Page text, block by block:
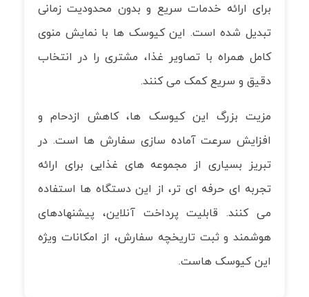
برای ارائه خدمات سریع و بدون محدودیت زمانی
تبدیل شده است. این کیوسک ها با نمایش منوی
کامل همراه با تصاویر غذا، مشتری را در انتخاب
دقیق و سریع کمک می کنند.
مزیت بزرگ این کیوسک ها، کاهش ازدحام و
افزایش سرعت آماده سازی سفارش ها است. در
تبریز بسیاری از مجموعه های غذایی برای ارائه
تجربه ای حرفه ای تر، از این دستگاه ها استفاده
می کنند. قابلیت پرداخت آنلاین، پیشنهادهای
هوشمند و ثبت تاریخچه سفارش، از امکانات ویژه
این کیوسک هاست.